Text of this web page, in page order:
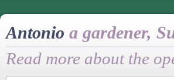
Antonio a gardener,
Read more about the